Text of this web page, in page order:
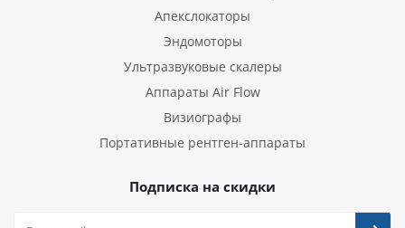
Апекслокаторы
Эндомоторы
Ультразвуковые скалеры
Аппараты Air Flow
Визиографы
Портативные рентген-аппараты
Подписка на скидки